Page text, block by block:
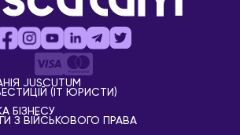
JUSCUTUM
(IT ЮРИСТИ)
БІЗНЕСУ
З ВІЙСЬКОВОГО ПРАВА